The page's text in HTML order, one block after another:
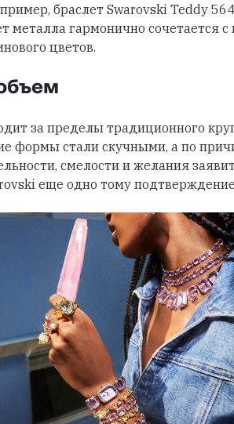
браслет Swarovski Teddy
металла гармонично сочетается
цветов.
за пределы традиционного
формы стали скучными, а по
смелости и желания
еще одно тому